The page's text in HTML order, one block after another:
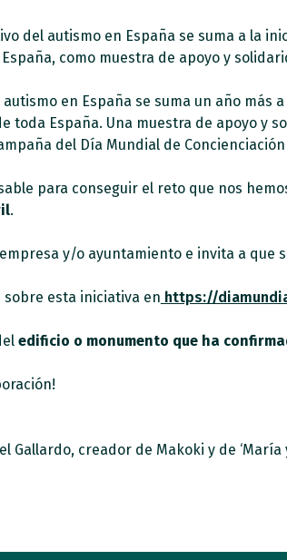
del autismo en España se suma a la
como muestra de apoyo y
en España se suma un año
toda España. Una muestra de apoyo y
del Día Mundial de
para conseguir el reto que nos
.
y/o ayuntamiento e invita a
esta iniciativa en https://
edificio o monumento que ha
Gallardo, creador de Makoki y de ‘María y